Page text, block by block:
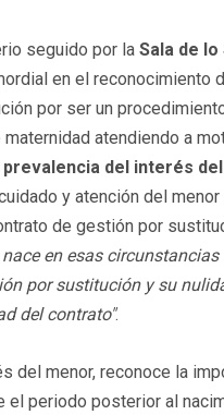
seguido por la Sala de
en el reconocimiento
por ser un
atendiendo a
prevalencia del interés
y atención del
de gestión por
en esas
por sustitución y su
del contrato".
del menor, reconoce la
el periodo posterior al